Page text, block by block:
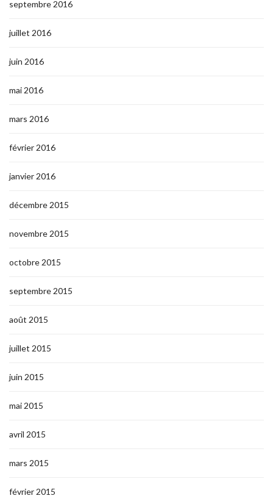
septembre 2016
juillet 2016
juin 2016
mai 2016
mars 2016
février 2016
janvier 2016
décembre 2015
novembre 2015
octobre 2015
septembre 2015
août 2015
juillet 2015
juin 2015
mai 2015
avril 2015
mars 2015
février 2015